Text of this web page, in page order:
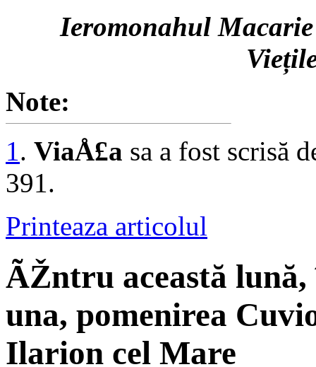
Ieromonahul
Note:
1. ViaÅ£a sa a fost scrisă
391.
Printeaza articolul
ÃŽntru această
una, pomenirea
Ilarion cel Mare